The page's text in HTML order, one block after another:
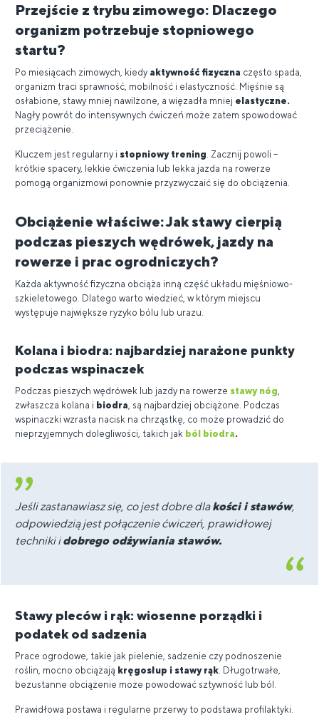
Przejście z trybu zimowego: Dlaczego
organizm potrzebuje stopniowego
startu?
Po miesiącach zimowych, kiedy aktywność fizyczna często spada,
organizm traci sprawność, mobilność i elastyczność. Mięśnie są
osłabione, stawy mniej nawilżone, a więzadła mniej elastyczne.
Nagły powrót do intensywnych ćwiczeń może zatem spowodować
przeciążenie.
Kluczem jest regularny i stopniowy trening . Zacznij powoli –
krótkie spacery, lekkie ćwiczenia lub lekka jazda na rowerze
pomogą organizmowi ponownie przyzwyczaić się do obciążenia.
Obciążenie właściwe: Jak stawy cierpią
podczas pieszych wędrówek, jazdy na
rowerze i prac ogrodniczych?
Każda aktywność fizyczna obciąża inną część układu mięśniowo-
szkieletowego. Dlatego warto wiedzieć, w którym miejscu
występuje największe ryzyko bólu lub urazu.
Kolana i biodra: najbardziej narażone punkty
podczas wspinaczek
Podczas pieszych wędrówek lub jazdy na rowerze stawy nóg
zwłaszcza kolana i biodra , są najbardziej obciążone. Podczas
wspinaczki wzrasta nacisk na chrząstkę, co może prowadzić do
nieprzyjemnych dolegliwości, takich jak ból biodra.
Jeśli zastanawiasz się, co jest dobre dlakości i stawów,
odpowiedzią jest połączenie ćwiczeń, prawidłowej
techniki idobrego odżywiania stawów.
Stawy pleców i rąk: wiosenne porządki i
podatek od sadzenia
Prace ogrodowe, takie jak pielenie, sadzenie czy podnoszenie
roślin, mocno obciążają kręgosłup i stawy rąk . Długotrwałe,
bezustanne obciążenie może powodować sztywność lub ból.
Prawidłowa postawa i regularne przerwy to podstawa profilaktyki.